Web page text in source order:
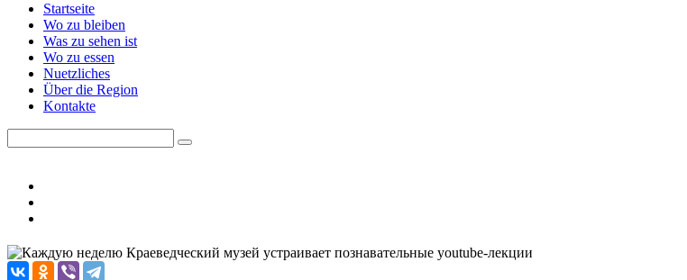
Startseite
Wo zu bleiben
Was zu sehen ist
Wo zu essen
Nuetzliches
Über die Region
Kontakte